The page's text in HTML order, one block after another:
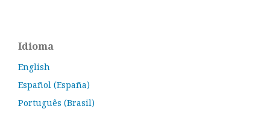
Idioma
English
Español (España)
Português (Brasil)